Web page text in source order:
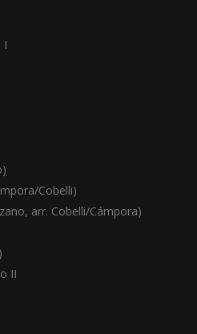
I
Cobelli)
arr. Cobelli/Cámpora)
II